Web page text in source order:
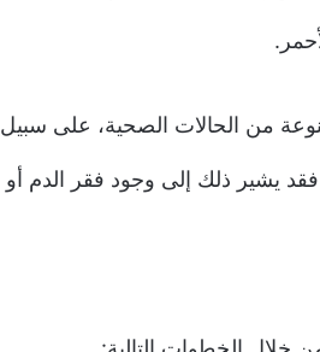
من الحالات الصحية، على سبيل
فقد يشير ذلك إلى وجود فقر الدم أو